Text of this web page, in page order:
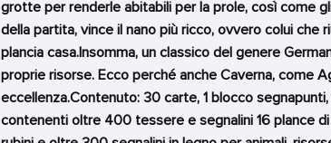
grotte per renderle abitabili per la prole, così come
della partita, vince il nano più ricco, ovvero colui che
plancia casa.Insomma, un classico del genere
proprie risorse. Ecco perché anche Caverna, come
eccellenza.Contenuto: 30 carte, 1 blocco
contenenti oltre 400 tessere e segnalini 16 plance